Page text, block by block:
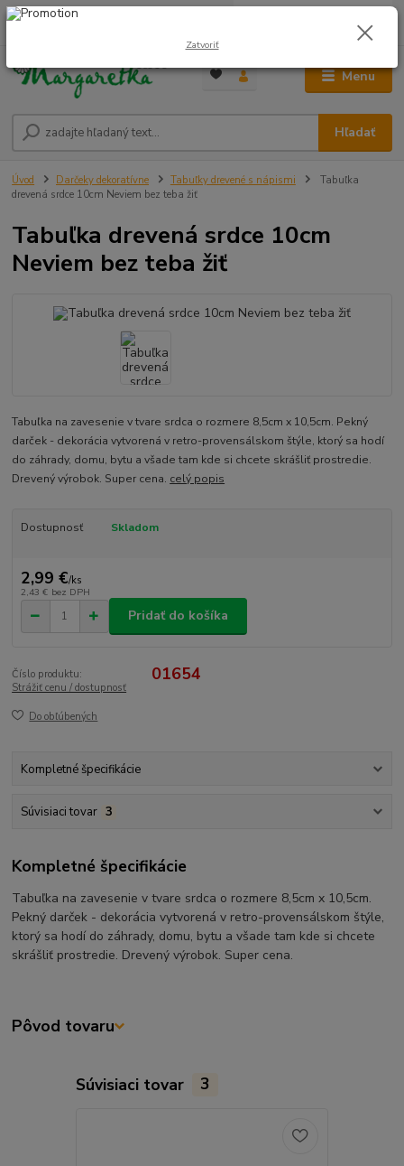
Menu
Hľadať
0948 236 042
0,00 €
Úvod Darčeky dekoratívne Tabuľky drevené s nápismi
Tabuľka
drevená srdce 10cm Neviem bez teba žiť
Tabuľka drevená srdce 10cm
Neviem bez teba žiť
Tabuľka na zavesenie v tvare srdca o rozmere 8,5cm x 10,5cm. Pekný
darček - dekorácia vytvorená v retro-provensálskom štýle, ktorý sa hodí
do záhrady, domu, bytu a všade tam kde si chcete skrášliť prostredie.
Drevený výrobok. Super cena. celý popis
Dostupnosť Skladom
2,99 €/ks
2,43 € bez DPH
Pridať do košíka
Číslo produktu: 01654
Strážiť cenu / dostupnosť
Do obľúbených
Kompletné špecifikácie
Súvisiaci tovar 3
Kompletné špecifikácie
Tabuľka na zavesenie v tvare srdca o rozmere 8,5cm x 10,5cm.
Pekný darček - dekorácia vytvorená v retro-provensálskom štýle,
ktorý sa hodí do záhrady, domu, bytu a všade tam kde si chcete
skrášliť prostredie. Drevený výrobok. Super cena.
Pôvod tovaru
Súvisiaci tovar 3
Zatvoriť